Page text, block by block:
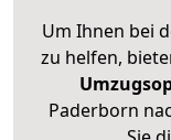
Um Ihnen bei
zu helfen,
Paderborn